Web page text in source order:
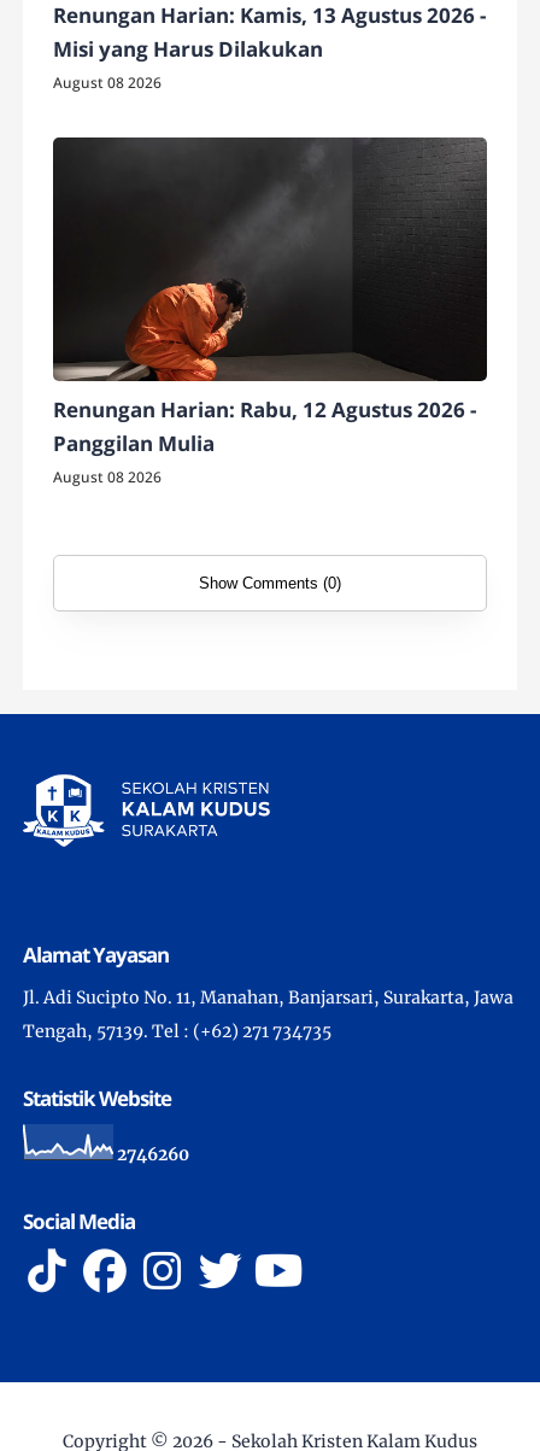
Renungan Harian: Kamis, 13 Agustus 2026 -
Misi yang Harus Dilakukan
August 08 2026
Renungan Harian: Rabu, 12 Agustus 2026 -
Panggilan Mulia
August 08 2026
Show Comments (0)
Alamat Yayasan
Jl. Adi Sucipto No. 11, Manahan, Banjarsari, Surakarta, Jawa
Tengah, 57139. Tel : (+62) 271 734735
Statistik Website
2746260
Social Media
Copyright © 2026 - Sekolah Kristen Kalam Kudus